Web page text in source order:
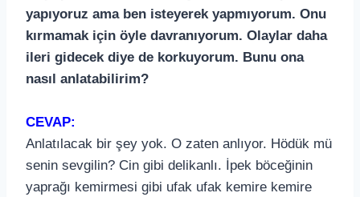
yapıyoruz ama ben isteyerek yapmıyorum. Onu
kırmamak için öyle davranıyorum. Olaylar daha
ileri gidecek diye de korkuyorum. Bunu ona
nasıl anlatabilirim?
CEVAP:
Anlatılacak bir şey yok. O zaten anlıyor. Hödük mü
senin sevgilin? Cin gibi delikanlı. İpek böceğinin
yaprağı kemirmesi gibi ufak ufak kemire kemire